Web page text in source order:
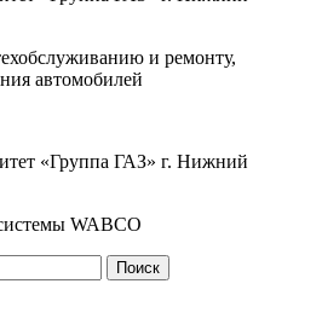
и ремонту,
автомобилей
«Группа ГАЗ» г. Нижний
WABCO
Поиск